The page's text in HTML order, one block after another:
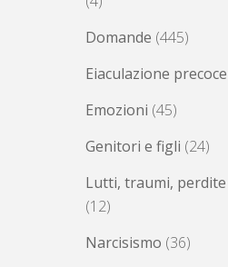
Domande (445)
Eiaculazione precoce
Emozioni (45)
Genitori e figli (24)
Lutti, traumi,
(12)
Narcisismo (36)